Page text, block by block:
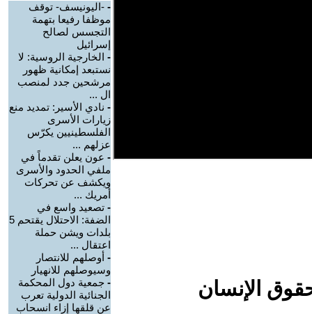
الإنسان
- -اليونيسف- توقف
موظفا رفيعا بتهمة
التجسس لصالح
إسرائيل
- الخارجية الروسية: لا
نستبعد إمكانية ظهور
مرشحين جدد لمنصب
ال ...
- نادي الأسير: تمديد منع
زيارات الأسرى
الفلسطينيين يكرّس
عزلهم ...
- عون يعلن تقدماً في
ملفي الحدود والأسرى
ويكشف عن تحركات
أمريك ...
- تصعيد واسع في
الضفة: الاحتلال يقتحم 5
بلدات ويشن حملة
اعتقال ...
- أوصلهم للانتصار
وسيوصلهم للانهيار
- جمعية دول المحكمة
الجنائية الدولية تعرب
عن قلقها إزاء انسحاب